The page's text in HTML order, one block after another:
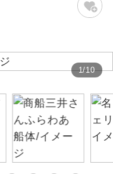
1/10
務し、車内での観光案内
す。
されている文化遺産や自
コースです。
立ち寄るコースです。